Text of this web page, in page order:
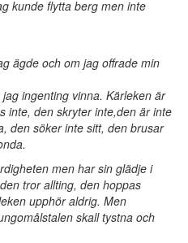
kunde flytta berg men inte
ägde och om jag offrade min
ingenting vinna. Kärleken är
inte, den skryter inte,den är inte
den söker inte sitt, den brusar
men har sin glädje i
tror allting, den hoppas
upphör aldrig. Men
skall tystna och